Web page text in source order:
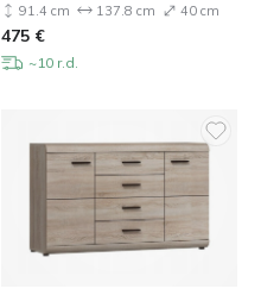
91.4 cm 137.8 cm 40 cm
475 €
~10 r.d.